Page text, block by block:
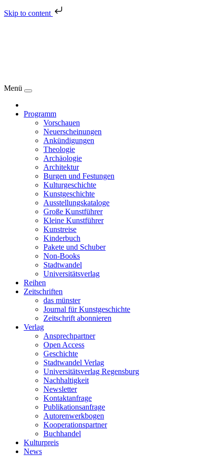
Skip to content
Menü
Programm
Vorschauen
Neuerscheinungen
Ankündigungen
Theologie
Archäologie
Architektur
Burgen und Festungen
Kulturgeschichte
Kunstgeschichte
Ausstellungskataloge
Große Kunstführer
Kleine Kunstführer
Kunstreise
Kinderbuch
Pakete und Schuber
Non-Books
Stadtwandel
Universitätsverlag
Reihen
Zeitschriften
das münster
Journal für Kunstgeschichte
Zeitschrift abonnieren
Verlag
Ansprechpartner
Open Access
Geschichte
Stadtwandel Verlag
Universitätsverlag Regensburg
Nachhaltigkeit
Newsletter
Kontaktanfrage
Publikationsanfrage
Autorenwerkbogen
Kooperationspartner
Buchhandel
Kulturpreis
News